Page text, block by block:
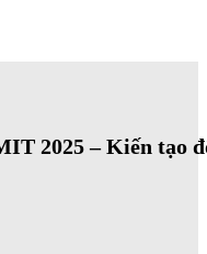
2025 – Kiến tạo